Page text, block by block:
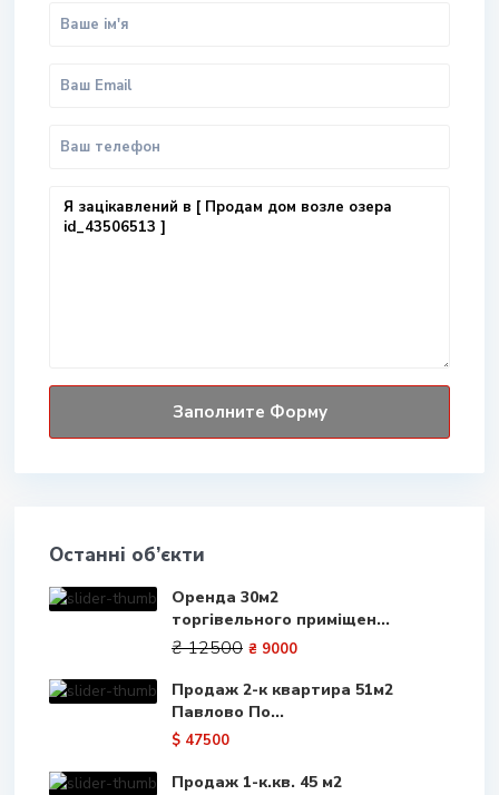
Останні об’єкти
Оренда 30м2
торгівельного приміщен...
₴ 12500 ₴ 9000
Продаж 2-к квартира 51м2
Павлово По...
$ 47500
Продаж 1-к.кв. 45 м2